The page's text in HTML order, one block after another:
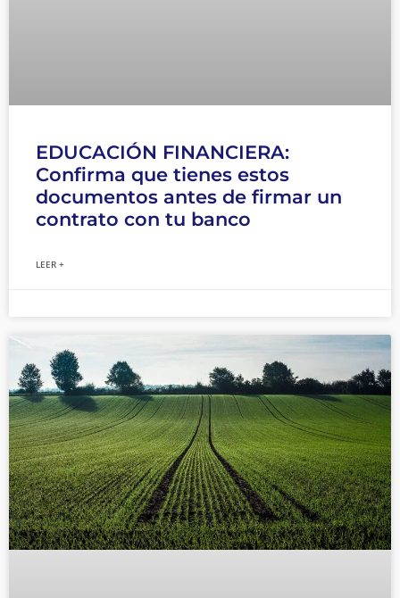
EDUCACIÓN FINANCIERA:
Confirma que tienes estos
documentos antes de firmar un
contrato con tu banco
LEER +